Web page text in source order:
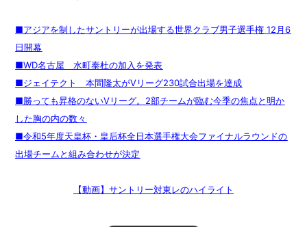
■アジアを制したサントリーが出場する世界クラブ男子選手権 12月6
日開幕
■WD名古屋 水町泰杜の加入を発表
■ジェイテクト 本間隆太がVリーグ230試合出場を達成
■勝っても昇格のないVリーグ。2部チームが臨む今季の焦点と明か
した胸の内の数々
■令和5年度天皇杯・皇后杯全日本選手権大会ファイナルラウンドの
出場チームと組み合わせが決定
【動画】サントリー対東レのハイライト